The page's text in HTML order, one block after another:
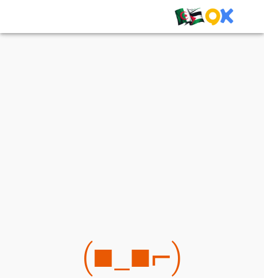
(⌐■_■)